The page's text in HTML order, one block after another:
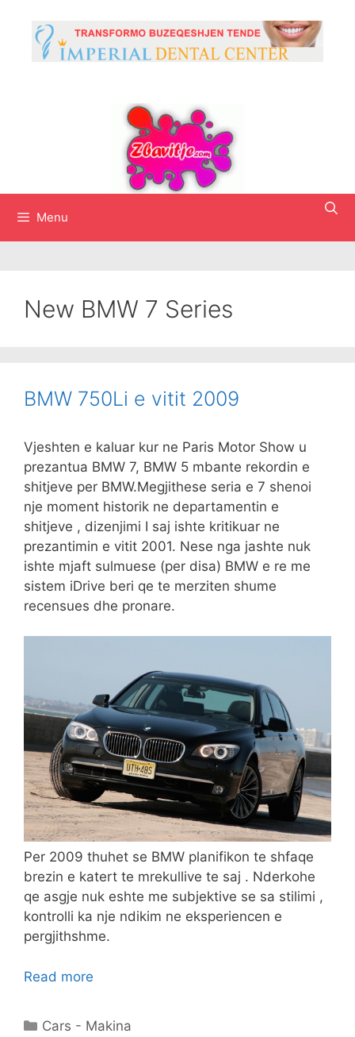
content
Menu
New BMW 7 Series
BMW 750Li e vitit 2009
Vjeshten e kaluar kur ne Paris Motor Show u
prezantua BMW 7, BMW 5 mbante rekordin e
shitjeve per BMW.Megjithese seria e 7 shenoi
nje moment historik ne departamentin e
shitjeve , dizenjimi I saj ishte kritikuar ne
prezantimin e vitit 2001. Nese nga jashte nuk
ishte mjaft sulmuese (per disa) BMW e re me
sistem iDrive beri qe te merziten shume
recensues dhe pronare.
Per 2009 thuhet se BMW planifikon te shfaqe
brezin e katert te mrekullive te saj . Nderkohe
qe asgje nuk eshte me subjektive se sa stilimi ,
kontrolli ka nje ndikim ne eksperiencen e
pergjithshme.
Read more
Categories
Cars - Makina